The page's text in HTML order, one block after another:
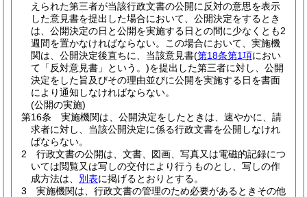
えられた第三者が当該行政文書の公開に反対の意思を表示
した意見書を提出した場合において、公開決定をするとき
は、公開決定の日と公開を実施する日との間に少なくとも2
週間を置かなければならない。
この場合において、実施機
関は、公開決定後直ちに、当該意見書(第18条第1項におい
て「反対意見書」という。)を提出した第三者に対し、公開
決定をした旨及びその理由並びに公開を実施する日を書面
により通知しなければならない。
(公開の実施)
第16条
実施機関は、公開決定をしたときは、速やかに、請
求者に対し、当該公開決定に係る行政文書を公開しなけれ
ばならない。
2
行政文書の公開は、文書、図画、写真又は電磁的記録につ
いては閲覧又は写しの交付により行うものとし、写しの作
成方法は、 別表に掲げるとおりとする。
3
実施機関は、行政文書の管理のため必要があるときその他